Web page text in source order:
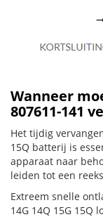
Wanneer
807611-141
Het tijdig
15Q batterij is
apparaat naar
leiden tot een
Extreem snelle
14G 14Q 15G 15Q